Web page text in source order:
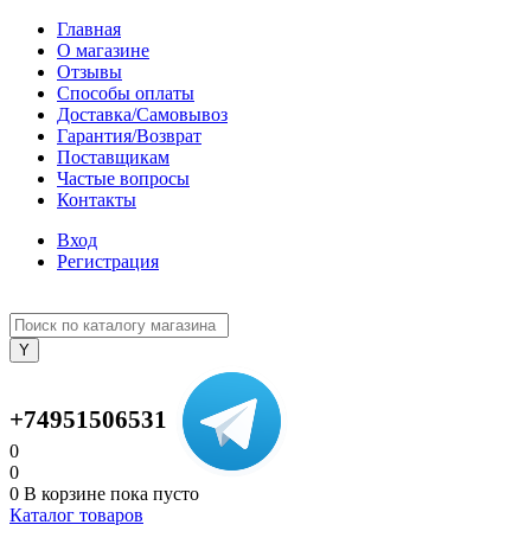
Главная
О магазине
Отзывы
Способы оплаты
Доставка/Самовывоз
Гарантия/Возврат
Поставщикам
Частые вопросы
Контакты
Вход
Регистрация
+74951506531
0
0
0 В корзине пока пусто
Каталог товаров